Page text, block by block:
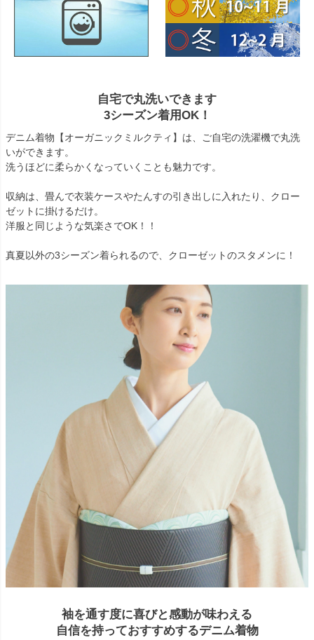
自宅で丸洗いできます
3シーズン着用OK！
デニム着物【オーガニックミルクティ】は、ご自宅の洗濯機で丸洗
いができます。
洗うほどに柔らかくなっていくことも魅力です。
収納は、畳んで衣装ケースやたんすの引き出しに入れたり、クロー
ゼットに掛けるだけ。
洋服と同じような気楽さでOK！！
真夏以外の3シーズン着られるので、クローゼットのスタメンに！
袖を通す度に喜びと感動が味わえる
自信を持っておすすめするデニム着物